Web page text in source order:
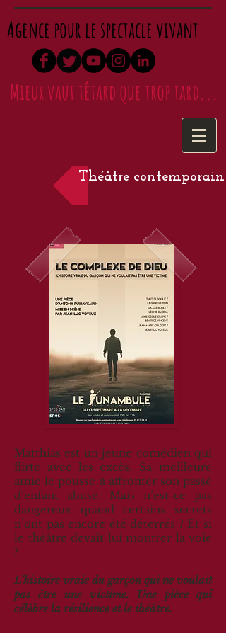
Agence pour le spectacle vivant
Mieux vaut têtard que trop tard...
Théâtre contemporain
Le Complexe de Dieu
Matthias est un jeune comédien qui
flirte avec les excès. Sa meilleure
amie le pousse à affronter son passé
d’enfant abusé. Mais n’est-ce pas
dangereux quand certains secrets
n’ont pas encore été déterrés ? Et si
le théâtre devait lui montrer la voie
?
L'histoire vraie du garçon qui ne voulait
pas être une victime. Une pièce qui
célèbre la résilience et le théâtre.